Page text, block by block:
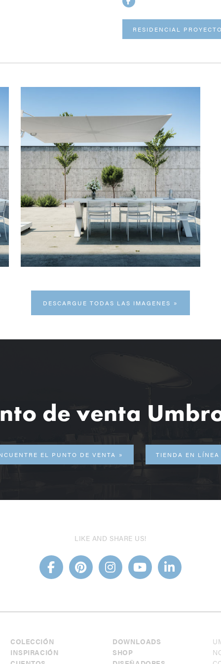
RESIDENCIAL
DESCARGUE TODAS LAS IMAGENES
de venta
EL PUNTO DE VENTA TIENDA EN LÍNEA
LIKE AND SHARE US!
COLECCIÓN
INSPIRACIÓN
DOWNLOADS
SHOP